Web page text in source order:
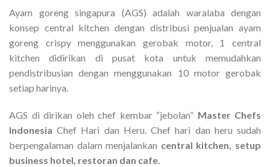
Ayam goreng singapura (AGS) adalah waralaba dengan
konsep central kitchen dengan distribusi penjualan ayam
goreng crispy menggunakan gerobak motor, 1 central
kitchen didirikan di pusat kota untuk memudahkan
pendistribusian dengan menggunakan 10 motor gerobak
setiap harinya.
AGS di dirikan oleh chef kembar “jebolan” Master Chefs
Indonesia Chef Hari dan Heru. Chef hari dan heru sudah
berpengalaman dalam menjalankan central kitchen, setup
business hotel, restoran dan cafe.